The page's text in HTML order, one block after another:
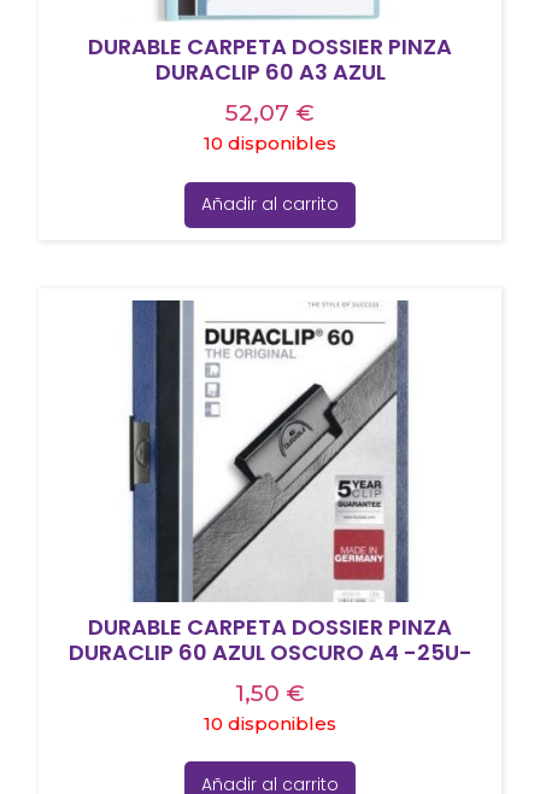
DURABLE CARPETA DOSSIER PINZA
DURACLIP 60 A3 AZUL
52,07 €
10 disponibles
Añadir al carrito
DURABLE CARPETA DOSSIER PINZA
DURACLIP 60 AZUL OSCURO A4 -25U-
1,50 €
10 disponibles
Añadir al carrito